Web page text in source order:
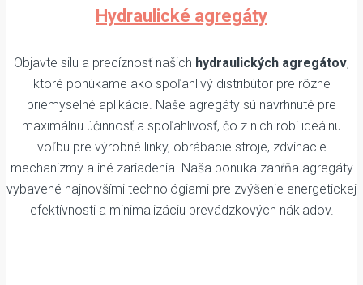
Hydraulické agregáty
Objavte silu a precíznosť našich hydraulických agregátov,
ktoré ponúkame ako spoľahlivý distribútor pre rôzne
priemyselné aplikácie. Naše agregáty sú navrhnuté pre
maximálnu účinnosť a spoľahlivosť, čo z nich robí ideálnu
voľbu pre výrobné linky, obrábacie stroje, zdvíhacie
mechanizmy a iné zariadenia. Naša ponuka zahŕňa agregáty
vybavené najnovšími technológiami pre zvýšenie energetickej
efektívnosti a minimalizáciu prevádzkových nákladov.